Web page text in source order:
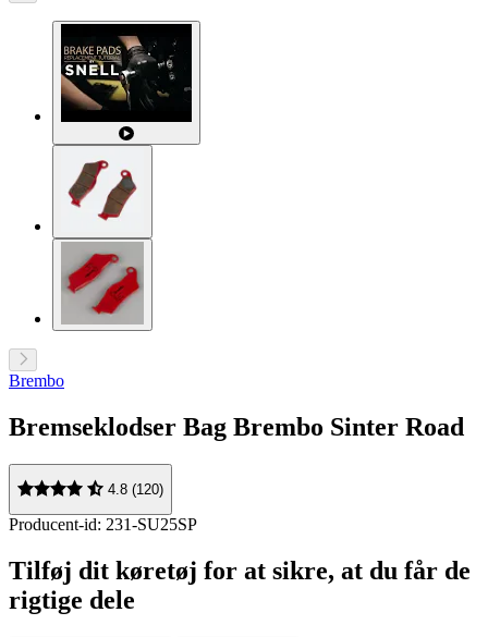
Brembo
Bremseklodser Bag Brembo Sinter Road
4.8 (120)
Producent-id: 231-SU25SP
Tilføj dit køretøj for at sikre, at du får de
rigtige dele